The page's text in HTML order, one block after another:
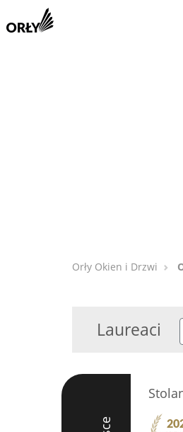
Orły Okien i Drzwi
Laureaci